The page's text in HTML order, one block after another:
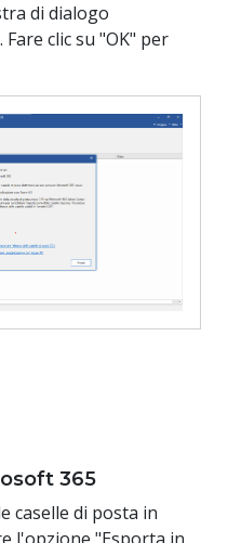
di dialogo
clic su "OK" per
365
caselle di posta in